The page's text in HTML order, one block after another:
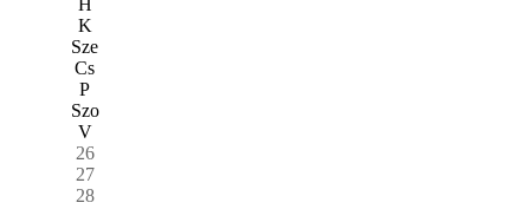
K
Sze
Cs
P
Szo
V
26
27
28